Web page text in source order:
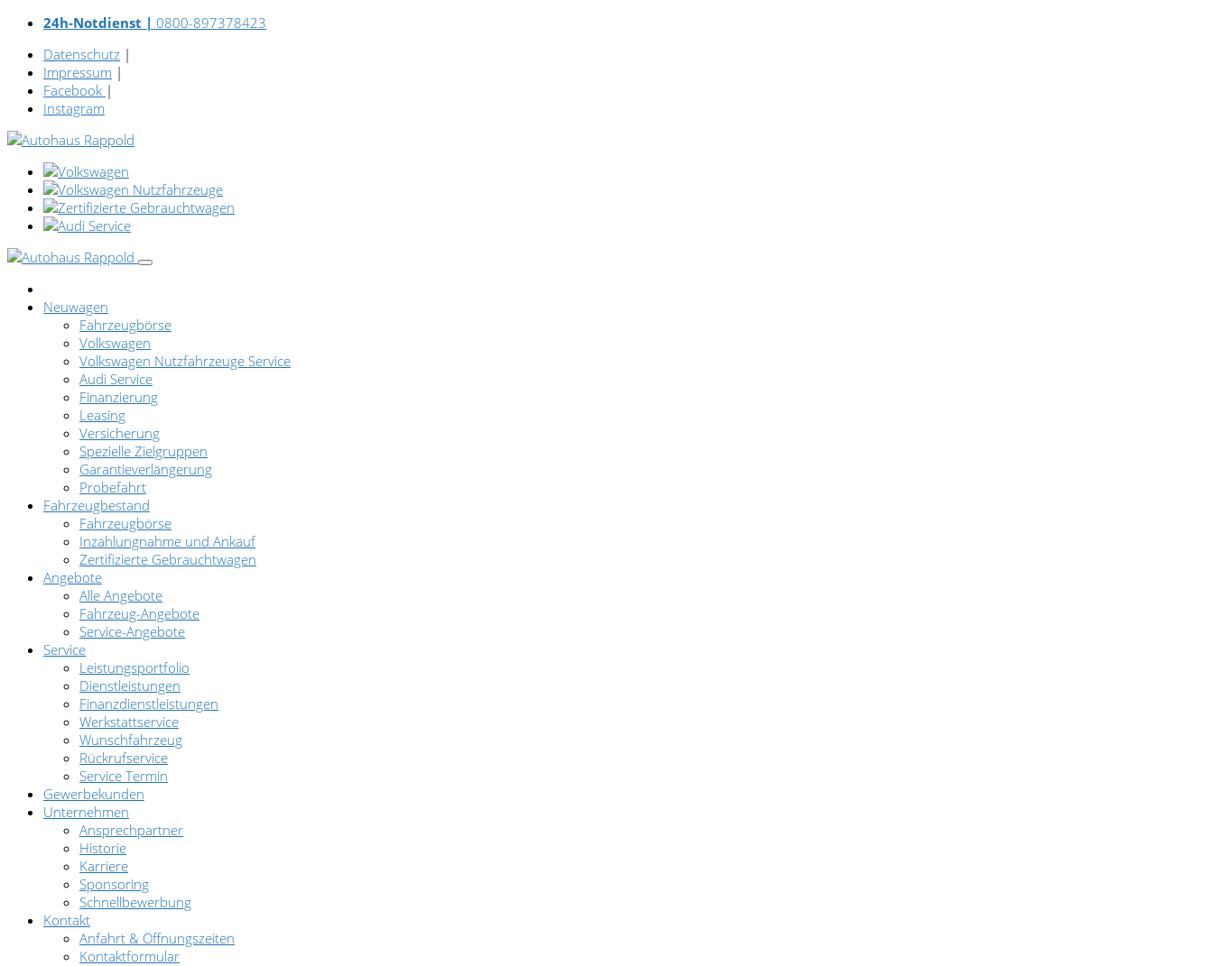
24h-Notdienst | 0800-897378423
Datenschutz |
Impressum |
Facebook |
Instagram
Neuwagen
Fahrzeugbörse
Volkswagen
Volkswagen Nutzfahrzeuge Service
Audi Service
Finanzierung
Leasing
Versicherung
Spezielle Zielgruppen
Garantieverlängerung
Probefahrt
Fahrzeugbestand
Fahrzeugbörse
Inzahlungnahme und Ankauf
Zertifizierte Gebrauchtwagen
Angebote
Alle Angebote
Fahrzeug-Angebote
Service-Angebote
Service
Leistungsportfolio
Dienstleistungen
Finanzdienstleistungen
Werkstattservice
Wunschfahrzeug
Rückrufservice
Service Termin
Gewerbekunden
Unternehmen
Ansprechpartner
Historie
Karriere
Sponsoring
Schnellbewerbung
Kontakt
Anfahrt & Öffnungszeiten
Kontaktformular